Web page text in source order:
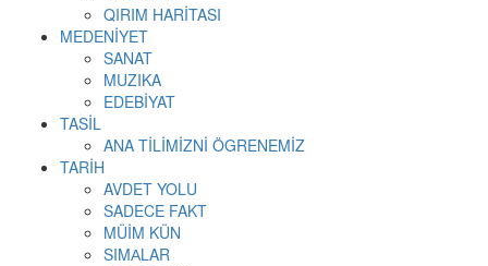
QIRIM HARİTASI
MEDENİYET
SANAT
MUZIKA
EDEBİYAT
TASİL
ANA TİLİMİZNİ ÖGRENEMİZ
TARİH
AVDET YOLU
SADECE FAKT
MÜİM KÜN
SIMАLAR